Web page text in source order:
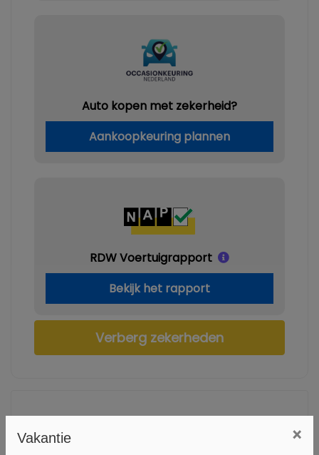
Auto kopen met zekerheid?
Aankoopkeuring plannen
RDW Voertuigrapport
Bekijk het rapport
Verberg zekerheden
Vakantie ×